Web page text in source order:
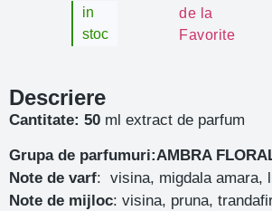
in
stoc
de la
Favorite
Descriere
Cantitate: 50 ml extract de parfum
Grupa de parfumuri:AMBRA
Note de varf: visina, migdala amara,
Note de mijloc: visina, pruna,